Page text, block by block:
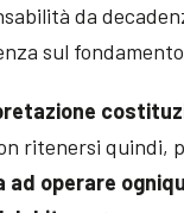
da
sul
ritenersi quindi,
ad operare